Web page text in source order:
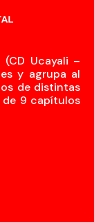
(CD Ucayali –
y agrupa al
de distintas
9 capítulos